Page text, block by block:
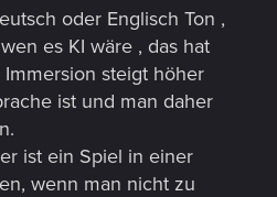
oder Englisch Ton ,
es KI wäre , das hat
steigt höher
ist und man daher
ist ein Spiel in einer
wenn man nicht zu